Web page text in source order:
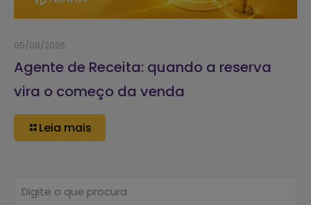
05/08/2026
Agente de Receita: quando a reserva
vira o começo da venda
Leia mais